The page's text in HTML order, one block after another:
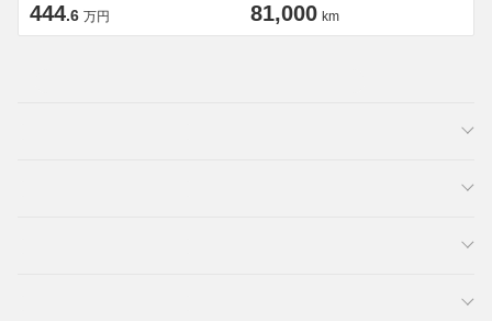
444.6 万円 81,000 km